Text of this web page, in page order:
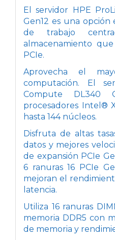
El servidor HPE
Gen12 es una opción
de trabajo
almacenamiento
PCIe.
Aprovecha el
computación. El
Compute DL340
procesadores Intel®
hasta 144 núcleos.
Disfruta de altas
datos y mejores
de expansión PCIe
6 ranuras 16 PCIe
mejoran el
latencia.
Utiliza 16 ranuras
memoria DDR5 con
de memoria y